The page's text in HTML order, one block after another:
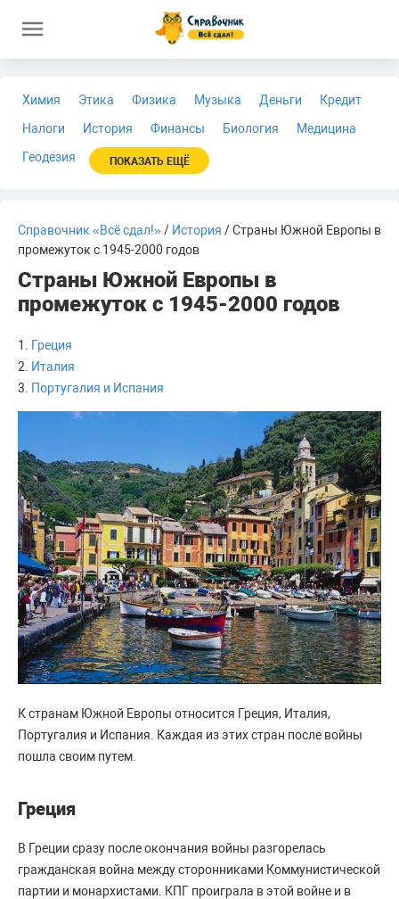
Химия Этика Физика Музыка Деньги
Кредит
Налоги
История Финансы Биология
Медицина
Геодезия
ПОКАЗАТЬ ЕЩЁ
Справочник «Всё сдал!»/ История / Страны Южной Европы в
промежуток с 1945-2000 годов
Страны Южной Европы в
промежуток с 1945-2000 годов
1.
Греция
2.
Италия
3.
Португалия и Испания
К странам Южной Европы относится Греция, Италия,
Португалия и Испания. Каждая из этих стран после войны
пошла своим путем.
Греция
В Греции сразу после окончания войны разгорелась
гражданская война между сторонниками Коммунистической
партии и монархистами. КПГ проиграла в этой войне и в